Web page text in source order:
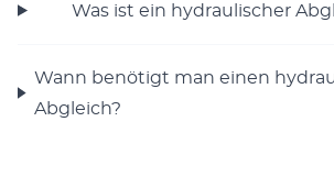
Was ist ein hydrau­li­scher
Wann benö­tigt man einen
Abgleich?